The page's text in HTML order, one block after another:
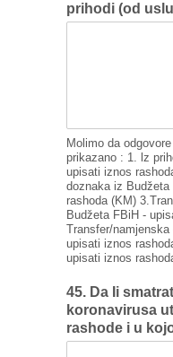
prihodi (od
Molimo da
prikazano : 1. lz
upisati iznos
doznaka iz
rashoda (KM)
Budžeta FBiH -
Transfer/
upisati iznos
upisati iznos
45. Da Ii
koronavirusa
rashode i u